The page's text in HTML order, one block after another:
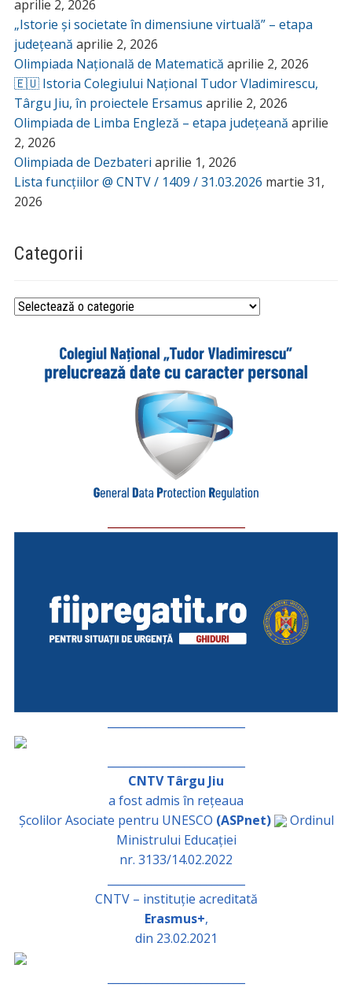
aprilie 2, 2026
„Istorie și societate în dimensiune virtuală” – etapa
județeană aprilie 2, 2026
Olimpiada Națională de Matematică aprilie 2, 2026
🇪🇺 Istoria Colegiului Național Tudor Vladimirescu,
Târgu Jiu, în proiectele Ersamus aprilie 2, 2026
Olimpiada de Limba Engleză – etapa județeană aprilie
2, 2026
Olimpiada de Dezbateri aprilie 1, 2026
Lista funcțiilor @ CNTV / 1409 / 31.03.2026 martie 31,
2026
Categorii
Categorii
CNTV Târgu Jiu
a fost admis în rețeaua
Școlilor Asociate pentru UNESCO (ASPnet)
Ordinul
Ministrului Educației
nr. 3133/14.02.2022
CNTV – instituție acreditată
Erasmus+,
din 23.02.2021